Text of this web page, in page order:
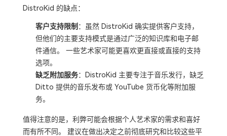
DistroKid 的缺点：
客户支持限制 ：虽然 DistroKid 确实提供客户支持，
但他们的主要支持模式是通过广泛的知识库和电子邮
件通信。 一些艺术家可能更喜欢更直接或直接的支持
选项。
缺乏附加服务：DistroKid 主要专注于音乐发行，缺乏
Ditto 提供的音乐发布或 YouTube 货币化等附加服
务。
值得注意的是，利弊可能会根据个人艺术家的需求和喜好
而有所不同。 建议在做出决定之前彻底研究和比较这些平